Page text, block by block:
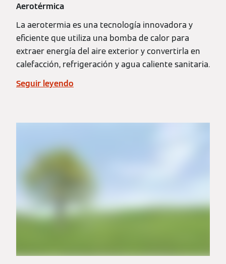
Aerotérmica
La aerotermia es una tecnología innovadora y
eficiente que utiliza una bomba de calor para
extraer energía del aire exterior y convertirla en
calefacción, refrigeración y agua caliente sanitaria.
Seguir leyendo